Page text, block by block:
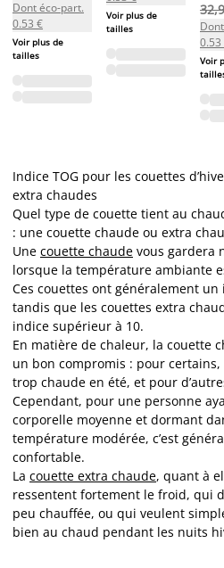
Dont éco-part.
0.53 €
Voir plus de
tailles
Voir plus de
tailles
0.53
Voir
Indice TOG pour les couettes
extra chaudes
Quel type de couette tient au
: une couette chaude ou extra
Une couette chaude vous gardera
lorsque la température ambiante
Ces couettes ont généralement un
tandis que les couettes extra
indice supérieur à 10.
En matière de chaleur, la couette
un bon compromis : pour
trop chaude en été, et pour
Cependant, pour une personne
corporelle moyenne et dormant
température modérée, c’est
confortable.
La couette extra chaude, quant à
ressentent fortement le froid, qui
peu chauffée, ou qui veulent
bien au chaud pendant les nuits